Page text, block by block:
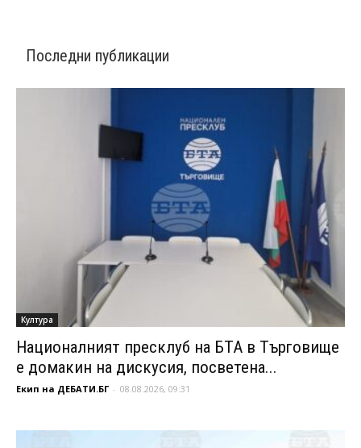
Последни публикации
Култура
Националният пресклуб на БТА в Търговище
е домакин на дискусия, посветена...
Екип на ДЕБАТИ.БГ - 08.08.2026, 09:31